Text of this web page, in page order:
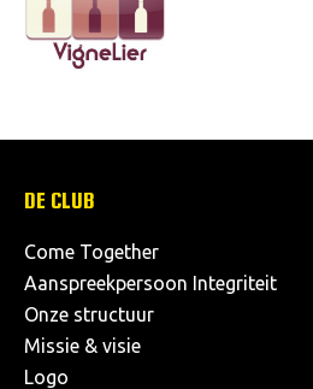
DE CLUB
Come Together
Aanspreekpersoon Integriteit
Onze structuur
Missie & visie
Logo